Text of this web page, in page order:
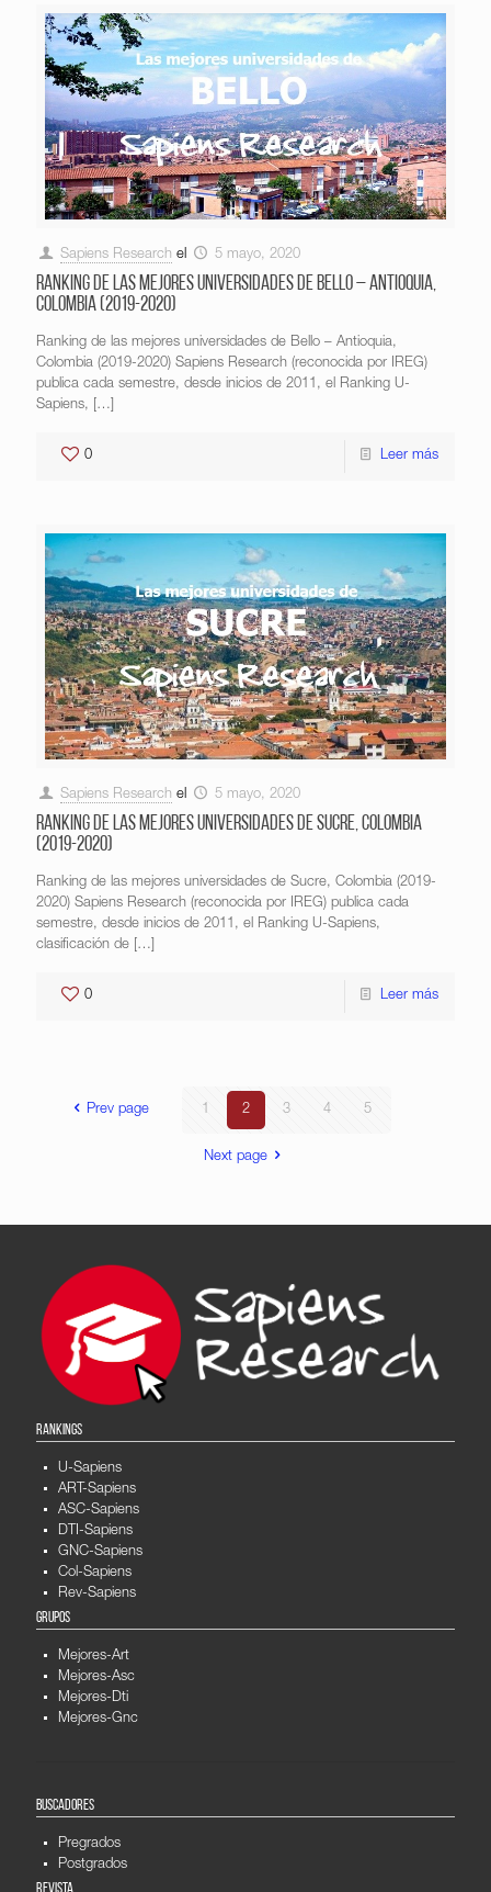
Sapiens Research el 5 mayo, 2020
Ranking de las mejores universidades de Bello – Antioquia,
Colombia (2019-2020)
Ranking de las mejores universidades de Bello – Antioquia,
Colombia (2019-2020) Sapiens Research (reconocida por IREG)
publica cada semestre, desde inicios de 2011, el Ranking U-
Sapiens, […]
0 Leer más
Sapiens Research el 5 mayo, 2020
Ranking de las mejores universidades de Sucre, Colombia
(2019-2020)
Ranking de las mejores universidades de Sucre, Colombia (2019-
2020) Sapiens Research (reconocida por IREG) publica cada
semestre, desde inicios de 2011, el Ranking U-Sapiens,
clasificación de […]
0 Leer más
Prev page 1 2 3 4 5
Next page
RANKINGS
U-Sapiens
ART-Sapiens
ASC-Sapiens
DTI-Sapiens
GNC-Sapiens
Col-Sapiens
Rev-Sapiens
GRUPOS
Mejores-Art
Mejores-Asc
Mejores-Dti
Mejores-Gnc
BUSCADORES
Pregrados
Postgrados